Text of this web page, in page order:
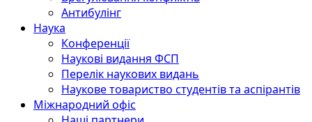
Антибулінг
Наука
Конференції
Наукові видання ФСП
Перелік наукових видань
Наукове товариство студентів та аспірантів
Міжнародний офіс